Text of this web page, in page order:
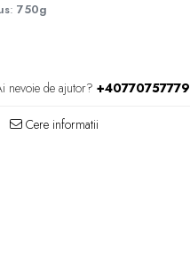
: 750g
nevoie de ajutor? +40770757779
Cere informatii